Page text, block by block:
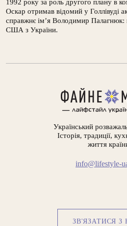
1992 року за роль другого плану в
Оскар отримав відомий у Голлівуді
справжнє ім’я Володимир Палагнюк:
США з України.
Український
Історія, традиції,
життя
info@lifestyle-
ЗВ'ЯЗАТИСЯ З